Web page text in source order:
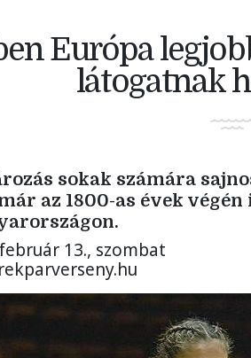
Európa
látogatnak
sokak számára
az 1800-as évek
13., szombat